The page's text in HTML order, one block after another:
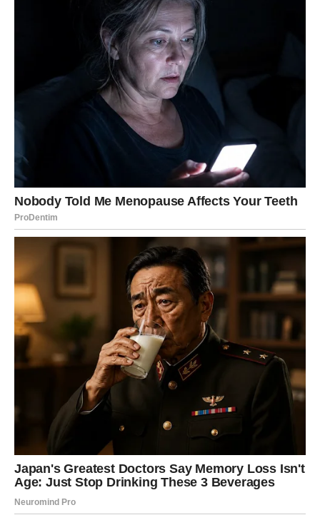
probuditi emocije kakve dugo nisu osjetile, dok će
zauzeti pripadnici ovog znaka doživjeti novu bliskost sa
Pred vama su trenuci koji će ostati među najljepšim
Škorpijama dolazi vrijeme iskrenih razgovora i emotivnog
olakšanja. Sve ono što je dugo ostalo neizgovoreno
konačno će biti izrečeno, a vaš odnos postaće mnogo
snažniji.
Slobodne Škorpije privlače osobu koja dijeli njihove
životne vrijednosti.
Strijelac
Strijelčevima jedan sasvim neočekivan susret donosi
priliku za novu ljubavnu priču. Ono što će vas najviše
privući biće osjećaj prirodnosti i lakoće u komunikaciji.
Ako ste zauzeti, partner će vam pokazati koliko mu znači
vaša podrška.